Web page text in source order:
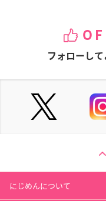
フォローして
にじめんについて